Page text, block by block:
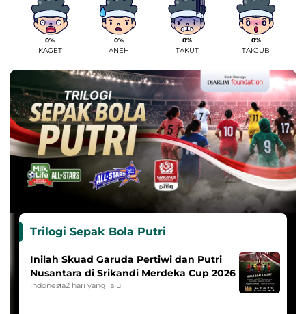
0%
KAGET
0%
ANEH
0%
TAKUT
0%
TAKJUB
Trilogi Sepak Bola Putri
Inilah Skuad Garuda Pertiwi dan Putri
Nusantara di Srikandi Merdeka Cup 2026
Indonesia2 hari yang lalu